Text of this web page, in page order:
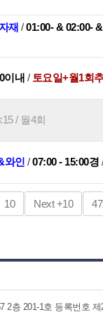
재 /01:00- & 02:00-
이내 / 토요일+월1회
/ 월4회
와인 /07:00 - 15:00경
10 Next+10
2층 201-1호 등록번호 제